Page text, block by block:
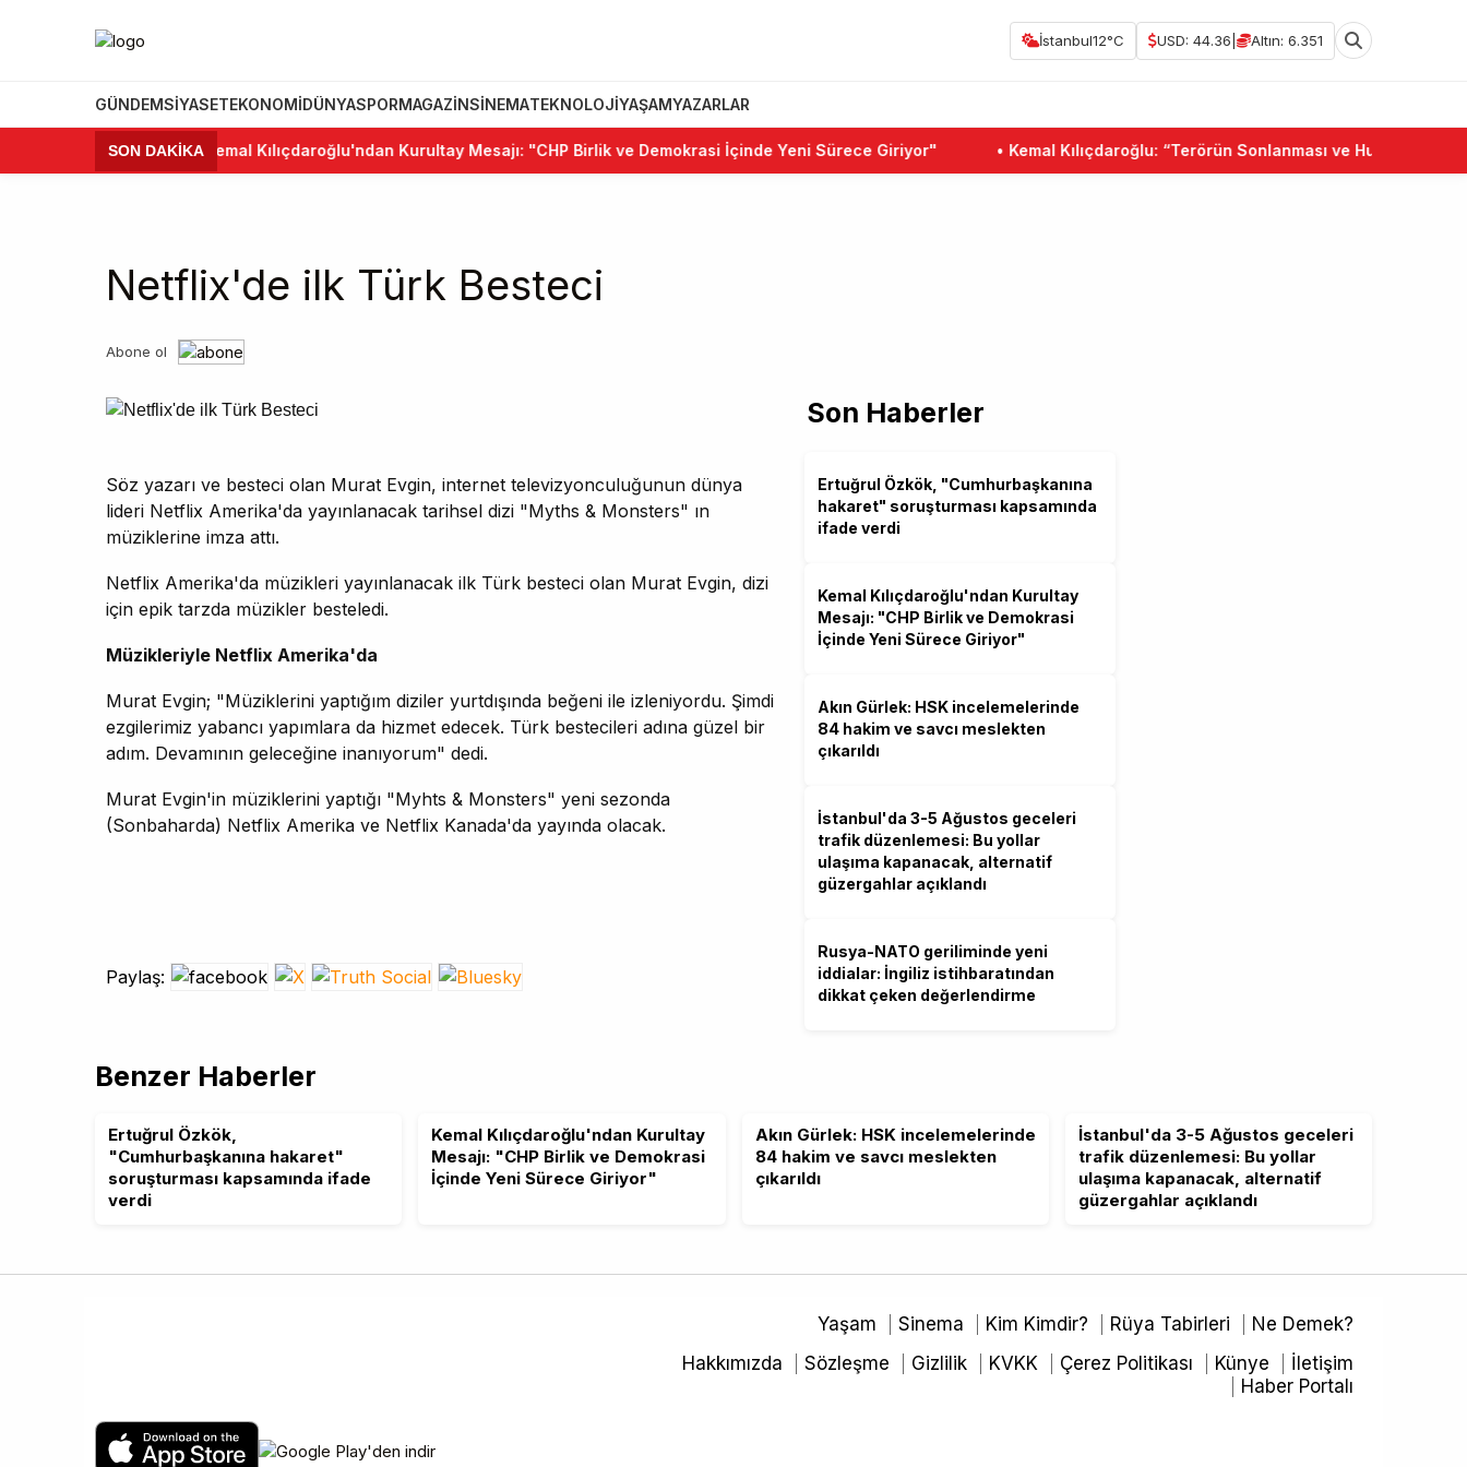
İstanbul12°C USD: 44.36 Altın: 6.351
GÜNDEMSIYASETEKONOMIDÜNYASPORMAGAZINSINEMATEKNOLOJIYAŞAMYAZARLAR
SON DAKİKA
•Kemal Kılıçdaroğlu'ndan Kurultay Mesajı: "CHP Birlik ve Demokrasi İçinde Yeni Sürece Giriyor" Kemal Kılıçdaroğlu: “Terörün Sonlanması ve Hukuk Devleti
Netflix'de ilk Türk Besteci
Abone ol
Söz yazarı ve besteci olan Murat Evgin, internet televizyonculuğunun dünya
lideri Netflix Amerika'da yayınlanacak tarihsel dizi "Myths & Monsters" ın
müziklerine imza attı.
Netflix Amerika'da müzikleri yayınlanacak ilk Türk besteci olan Murat Evgin, dizi
için epik tarzda müzikler besteledi.
Müzikleriyle Netflix Amerika'da
Murat Evgin; "Müziklerini yaptığım diziler yurtdışında beğeni ile izleniyordu. Şimdi
ezgilerimiz yabancı yapımlara da hizmet edecek. Türk bestecileri adına güzel bir
adım. Devamının geleceğine inanıyorum" dedi.
Murat Evgin'in müziklerini yaptığı "Myhts & Monsters" yeni sezonda
(Sonbaharda) Netflix Amerika ve Netflix Kanada'da yayında olacak.
Paylaş:
Son Haberler
Ertuğrul Özkök, "Cumhurbaşkanına
hakaret" soruşturması kapsamında
ifade verdi
Kemal Kılıçdaroğlu'ndan Kurultay
Mesajı: "CHP Birlik ve Demokrasi
İçinde Yeni Sürece Giriyor"
Akın Gürlek: HSK incelemelerinde
84 hakim ve savcı meslekten
çıkarıldı
İstanbul'da 3-5 Ağustos geceleri
trafik düzenlemesi: Bu yollar
ulaşıma kapanacak, alternatif
güzergahlar açıklandı
Rusya-NATO geriliminde yeni
iddialar: İngiliz istihbaratından
dikkat çeken değerlendirme
Benzer Haberler
Ertuğrul Özkök,
"Cumhurbaşkanına hakaret"
soruşturması kapsamında ifade
verdi
Kemal Kılıçdaroğlu'ndan Kurultay
Mesajı: "CHP Birlik ve Demokrasi
İçinde Yeni Sürece Giriyor"
Akın Gürlek: HSK incelemelerinde
84 hakim ve savcı meslekten
çıkarıldı
İstanbul'da 3-5 Ağustos geceleri
trafik düzenlemesi: Bu yollar
ulaşıma kapanacak, alternatif
güzergahlar açıklandı
Yaşam Sinema Kim Kimdir? Rüya Tabirleri
Ne Demek?
Hakkımızda
Sözleşme Gizlilik KVKK Çerez Politikası Künye
İletişim
Haber Portalı